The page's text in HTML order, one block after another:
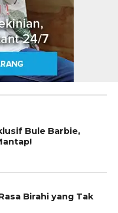
Bule Barbie,
Birahi yang Tak